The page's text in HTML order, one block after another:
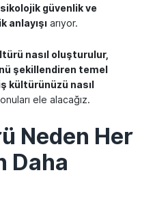
güvenlik ve
anlayışı arıyor.
nasıl oluşturulur,
şekillendiren temel
kültürünüzü nasıl
ele alacağız.
Neden Her
Daha